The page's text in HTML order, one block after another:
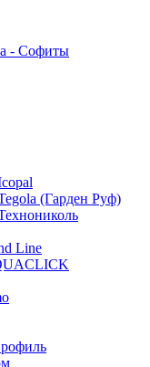
- Софиты
(Гарден Руф)
Line